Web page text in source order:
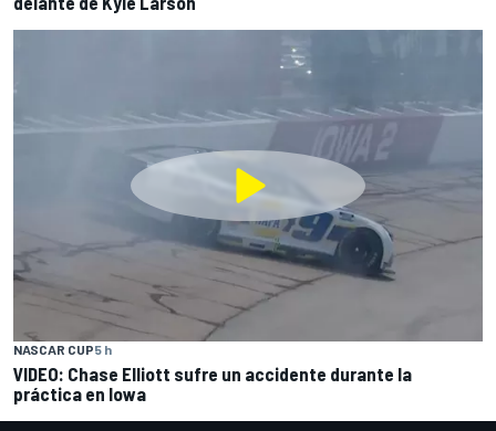
NASCAR CUP5 h
VIDEO: Chase Elliott sufre un accidente durante la
práctica en Iowa